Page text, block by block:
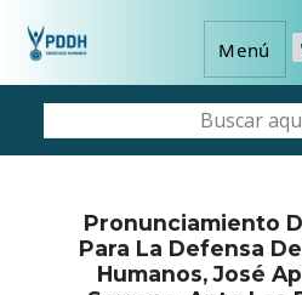
Menú
Pronunciamiento
Para La Defensa
Humanos, José